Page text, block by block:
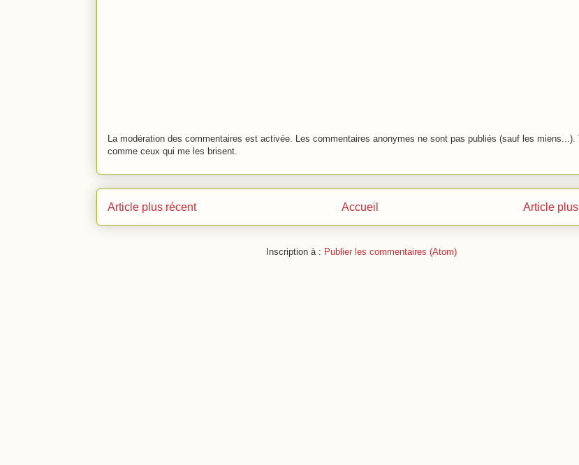
La modération des commentaires est activée. Les commentaires anonymes ne sont pas publiés (sauf les miens...).
comme ceux qui me les brisent.
Article plus récent Article
Accueil
Inscription à : Publier les commentaires (Atom)